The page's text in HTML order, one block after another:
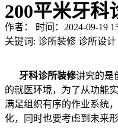
200平米牙科
图
作者： 时间：2024-09-19
关键词: 诊所装修 诊所设计
牙科诊所装修讲究的是
的就医环境，为了从功能
满足组织有序的作业系统
化，同时也要考虑到未来